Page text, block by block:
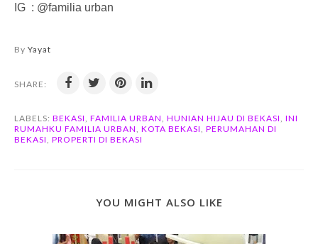
IG : @familia urban
By Yayat
SHARE:
LABELS: BEKASI FAMILIA URBAN HUNIAN HIJAU DI BEKASI INI
RUMAHKU FAMILIA URBAN KOTA BEKASI PERUMAHAN DI
BEKASI PROPERTI DI BEKASI
YOU MIGHT ALSO LIKE